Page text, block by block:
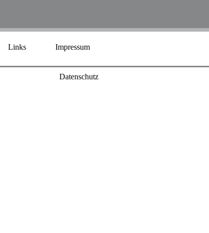
Links Impressum
Datenschutz